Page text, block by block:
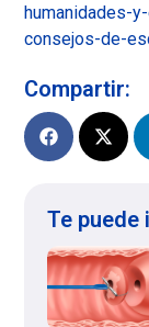
humanidades-
consejos-de-
Compartir:
Te puede